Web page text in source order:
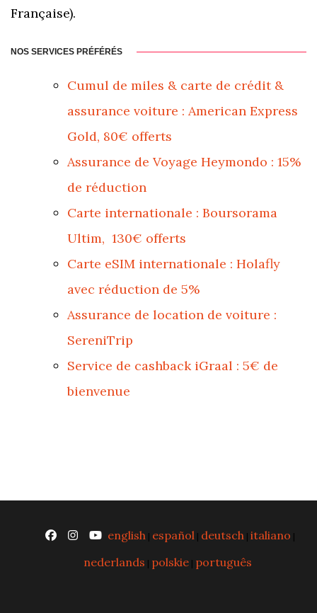
Française).
NOS SERVICES PRÉFÉRÉS
Cumul de miles & carte de crédit &
assurance voiture : American Express
Gold, 80€ offerts
Assurance de Voyage Heymondo : 15%
de réduction
Carte internationale : Boursorama
Ultim, 130€ offerts
Carte eSIM internationale : Holafly
avec réduction de 5%
Assurance de location de voiture :
SereniTrip
Service de cashback iGraal : 5€ de
bienvenue
english | español | deutsch |italiano |
nederlands | polskie| português